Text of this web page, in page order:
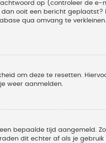
op (controleer de
ooit een bericht
qua omvang te
om deze te resetten.
weer aanmelden.
bepaalde tijd aangemeld.
dit echter af als je